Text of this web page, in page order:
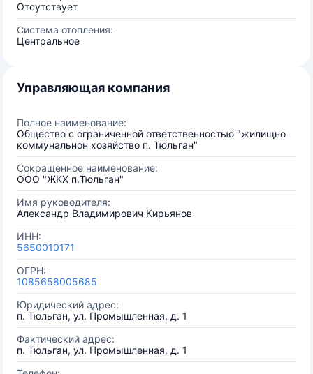
Отсутствует
Система отопления:
Центральное
Управляющая компания
Полное наименование:
Общество с ограниченной ответственностью "жилищно
коммунальнон хозяйство п. Тюльган"
Сокращенное наименование:
ООО "ЖКХ п.Тюльган"
Имя руководителя:
Александр Владимирович Кирьянов
ИНН:
5650010171
ОГРН:
1085658005685
Юридический адрес:
п. Тюльган, ул. Промышленная, д. 1
Фактический адрес:
п. Тюльган, ул. Промышленная, д. 1